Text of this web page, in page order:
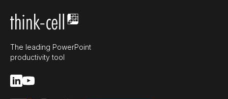
The leading PowerPoint
productivity tool